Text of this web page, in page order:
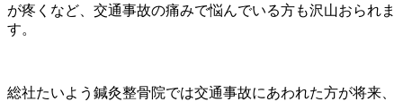
が疼くなど、交通事故の痛みで悩んでいる方も沢山おられま
す。
総社たいよう鍼灸整骨院では交通事故にあわれた方が将来、